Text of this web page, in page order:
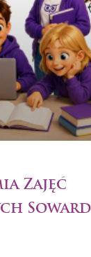
Zajęć
Soward